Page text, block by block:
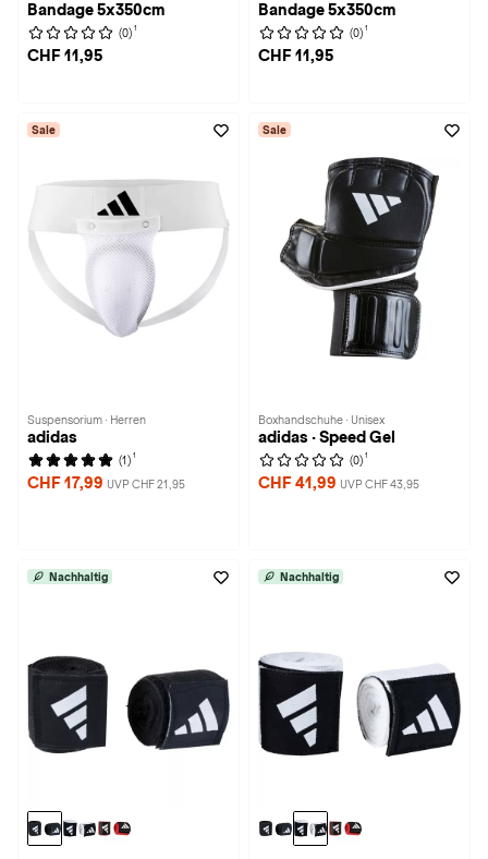
Bandage 5x350cm
(0) 1
CHF 11,95
Bandage 5x350cm
(0) 1
CHF 11,95
Sale
Suspensorium · Herren
adidas
(1) 1
CHF 17,99 UVP CHF 21,95
Sale
Boxhandschuhe · Unisex
adidas · Speed Gel
(0) 1
CHF 41,99 UVP CHF 43,95
Nachhaltig Nachhaltig